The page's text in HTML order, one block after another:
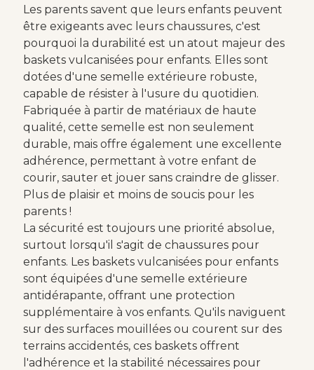
Les parents savent que leurs enfants peuvent
être exigeants avec leurs chaussures, c'est
pourquoi la durabilité est un atout majeur des
baskets vulcanisées pour enfants. Elles sont
dotées d'une semelle extérieure robuste,
capable de résister à l'usure du quotidien.
Fabriquée à partir de matériaux de haute
qualité, cette semelle est non seulement
durable, mais offre également une excellente
adhérence, permettant à votre enfant de
courir, sauter et jouer sans craindre de glisser.
Plus de plaisir et moins de soucis pour les
parents !
La sécurité est toujours une priorité absolue,
surtout lorsqu'il s'agit de chaussures pour
enfants. Les baskets vulcanisées pour enfants
sont équipées d'une semelle extérieure
antidérapante, offrant une protection
supplémentaire à vos enfants. Qu'ils naviguent
sur des surfaces mouillées ou courent sur des
terrains accidentés, ces baskets offrent
l'adhérence et la stabilité nécessaires pour